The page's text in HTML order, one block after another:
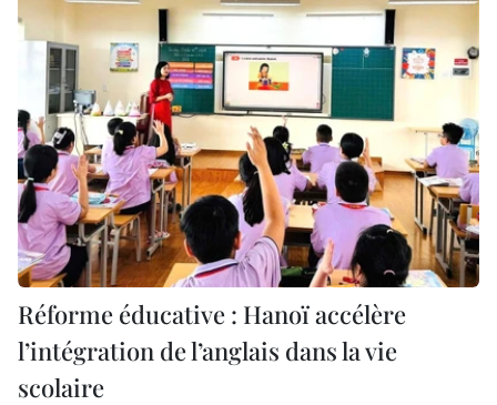
Réforme éducative : Hanoï accélère
l’intégration de l’anglais dans la vie
scolaire